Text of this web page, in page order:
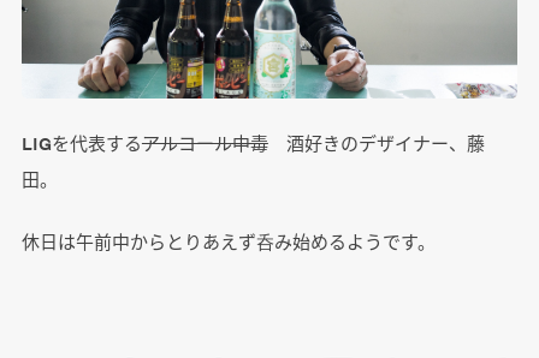
LIGを代表するアルコール中毒酒好きのデザイナー、藤
田。
休日は午前中からとりあえず呑み始めるようです。